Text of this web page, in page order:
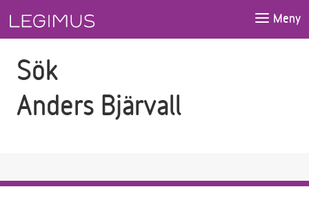
Meny
Sök
Anders Bjärvall